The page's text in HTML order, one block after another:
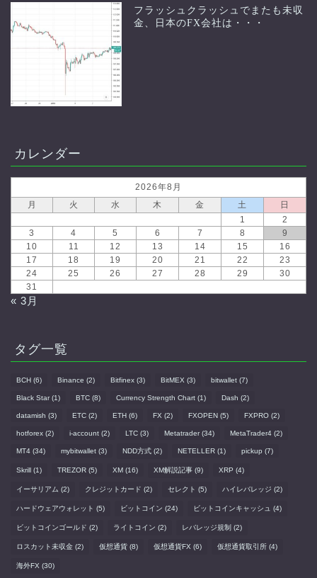
フラッシュクラッシュでまたも未収
金、日本のFX会社は・・・
カレンダー
2026年8月
月
火 水 木 金 土
日
1
2
3
4 5 6 7 8
9
10
11 12 13 14 15
16
17
18 19 20 21 22
23
24
25 26 27 28 29
30
31
« 3月
タグ一覧
BCH (6) Binance (2) Bitfinex (3) BitMEX (3) bitwallet (7)
Black Star(1) BTC (8) Currency Strength Chart (1) Dash (2)
datamish (3) ETC (2) ETH (6) FX (2) FXOPEN (5) FXPRO (2)
hotforex (2) i-account (2) LTC (3) Metatrader(34) MetaTrader4 (2)
MT4 (34) mybitwallet (3) NDD方式 (2) NETELLER (1) pickup (7)
Skrill (1) TREZOR (5) XM (16) XM解説記事 (9) XRP (4)
イーサリアム (2) クレジットカード (2) セレクト (5) ハイレバレッジ (2)
ハードウェアウォレット (5) ビットコイン (24) ビットコインキャッシュ (4)
ビットコインゴールド (2) ライトコイン (2) レバレッジ規制 (2)
ロスカット未収金 (2) 仮想通貨 (8) 仮想通貨FX (6) 仮想通貨取引所 (4)
海外FX (30)